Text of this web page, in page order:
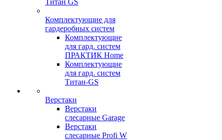
Титан GS
Комплектующие для
гардеробных систем
Комплектующие
для гард. систем
ПРАКТИК Home
Комплектующие
для гард. систем
Титан-GS
Верстаки
Верстаки
слесарные Garage
Верстаки
слесарные Profi W